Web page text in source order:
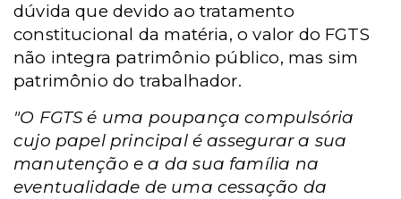
dúvida que devido ao tratamento
constitucional da matéria, o valor do FGTS
não integra patrimônio público, mas sim
patrimônio do trabalhador.
"O FGTS é uma poupança compulsória
cujo papel principal é assegurar a sua
manutenção e a da sua família na
eventualidade de uma cessação da